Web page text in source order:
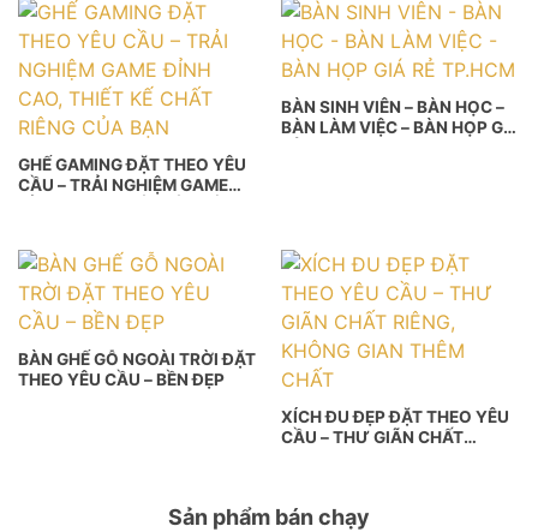
GHẾ GAMING ĐẶT THEO YÊU
CẦU – TRẢI NGHIỆM GAME
BÀN SINH VIÊN – BÀN HỌC –
BÀN LÀM VIỆC – BÀN HỌP GIÁ
BÀN GHẾ GỖ NGOÀI TRỜI ĐẶT
THEO YÊU CẦU – BỀN ĐẸP
XÍCH ĐU ĐẸP ĐẶT THEO YÊU
CẦU – THƯ GIÃN CHẤT
Sản phẩm bán chạy